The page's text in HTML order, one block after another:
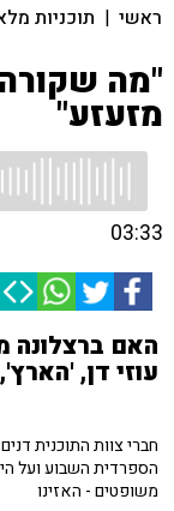
ראשי | תוכניות
"מה
מזעזע"
03:33
האם ברצלונה
עוזי דן,
חברי צוות התוכנית
הספרדית השבוע ועל
משופטים - האזינו